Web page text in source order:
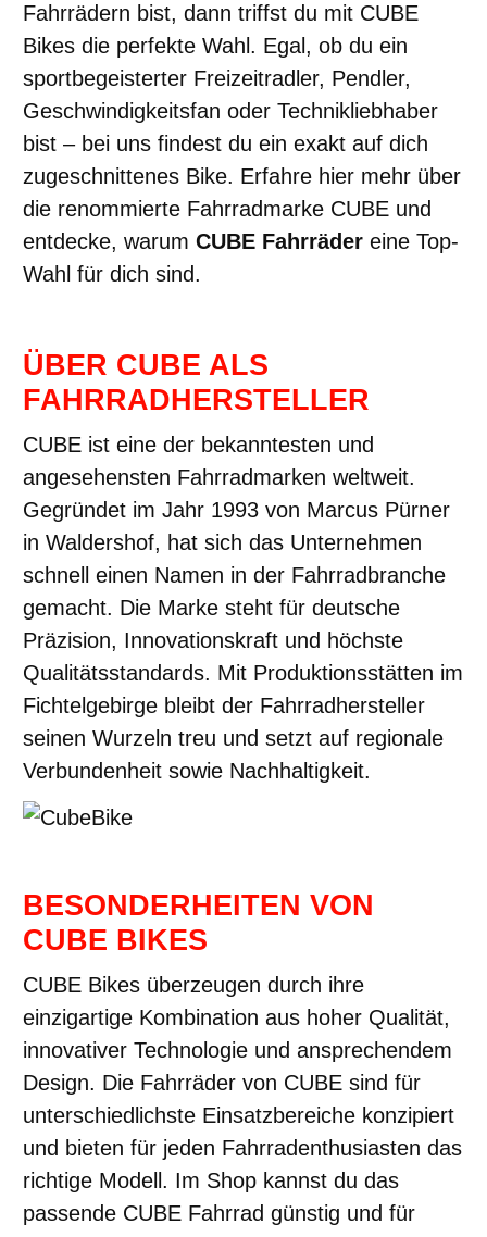
Fahrrädern bist, dann triffst du mit CUBE
Bikes die perfekte Wahl. Egal, ob du ein
sportbegeisterter Freizeitradler, Pendler,
Geschwindigkeitsfan oder Technikliebhaber
bist – bei uns findest du ein exakt auf dich
zugeschnittenes Bike. Erfahre hier mehr über
die renommierte Fahrradmarke CUBE und
entdecke, warum CUBE Fahrräder eine Top-
Wahl für dich sind.
ÜBER CUBE ALS
FAHRRADHERSTELLER
CUBE ist eine der bekanntesten und
angesehensten Fahrradmarken weltweit.
Gegründet im Jahr 1993 von Marcus Pürner
in Waldershof, hat sich das Unternehmen
schnell einen Namen in der Fahrradbranche
gemacht. Die Marke steht für deutsche
Präzision, Innovationskraft und höchste
Qualitätsstandards. Mit Produktionsstätten im
Fichtelgebirge bleibt der Fahrradhersteller
seinen Wurzeln treu und setzt auf regionale
Verbundenheit sowie Nachhaltigkeit.
BESONDERHEITEN VON
CUBE BIKES
CUBE Bikes überzeugen durch ihre
einzigartige Kombination aus hoher Qualität,
innovativer Technologie und ansprechendem
Design. Die Fahrräder von CUBE sind für
unterschiedlichste Einsatzbereiche konzipiert
und bieten für jeden Fahrradenthusiasten das
richtige Modell. Im Shop kannst du das
passende CUBE Fahrrad günstig und für